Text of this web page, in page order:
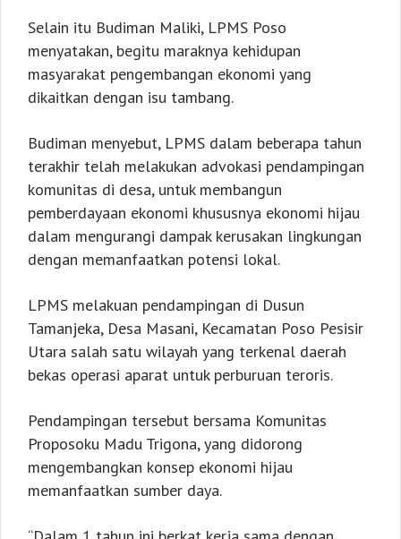
Selain itu Budiman Maliki, LPMS Poso
menyatakan, begitu maraknya kehidupan
masyarakat pengembangan ekonomi yang
dikaitkan dengan isu tambang.
Budiman menyebut, LPMS dalam beberapa tahun
terakhir telah melakukan advokasi pendampingan
komunitas di desa, untuk membangun
pemberdayaan ekonomi khususnya ekonomi hijau
dalam mengurangi dampak kerusakan lingkungan
dengan memanfaatkan potensi lokal.
LPMS melakuan pendampingan di Dusun
Tamanjeka, Desa Masani, Kecamatan Poso Pesisir
Utara salah satu wilayah yang terkenal daerah
bekas operasi aparat untuk perburuan teroris.
Pendampingan tersebut bersama Komunitas
Proposoku Madu Trigona, yang didorong
mengembangkan konsep ekonomi hijau
memanfaatkan sumber daya.